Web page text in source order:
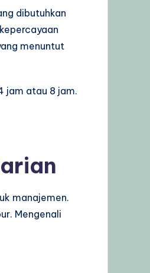
dibutuhkan
menuntut
jam atau 8 jam.
manajemen.
Mengenali